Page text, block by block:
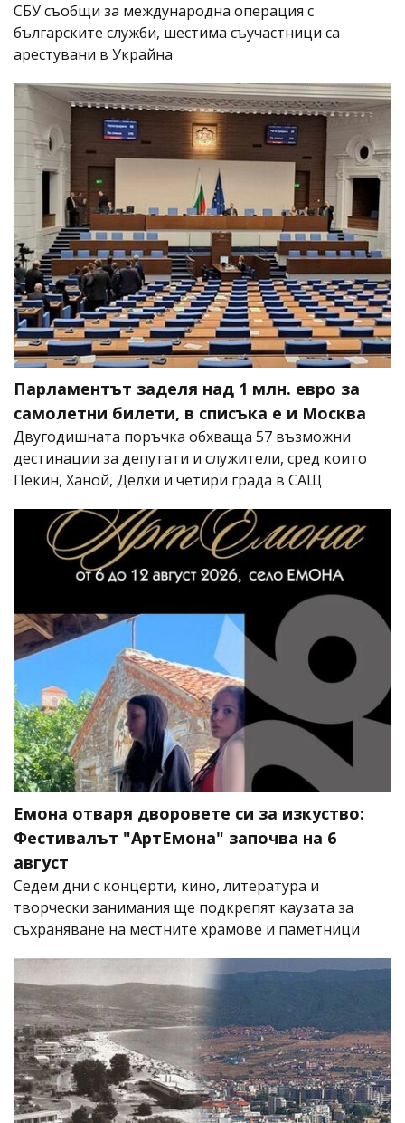
СБУ съобщи за международна операция с
българските служби, шестима съучастници са
арестувани в Украйна
Парламентът заделя над 1 млн. евро за
самолетни билети, в списъка е и Москва
Двугодишната поръчка обхваща 57 възможни
дестинации за депутати и служители, сред които
Пекин, Ханой, Делхи и четири града в САЩ
Емона отваря дворовете си за изкуство:
Фестивалът "АртЕмона" започва на 6
август
Седем дни с концерти, кино, литература и
творчески занимания ще подкрепят каузата за
съхраняване на местните храмове и паметници